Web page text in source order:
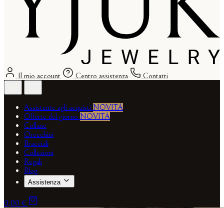
Il mio account Centro assistenza Contatti
Assistente agli acquisti NOVITÀ
Offerte del giorno NOVITÀ
Collane
Orecchini
Bracciali
Collezioni
Regali
Blog
Assistenza
0,00 €